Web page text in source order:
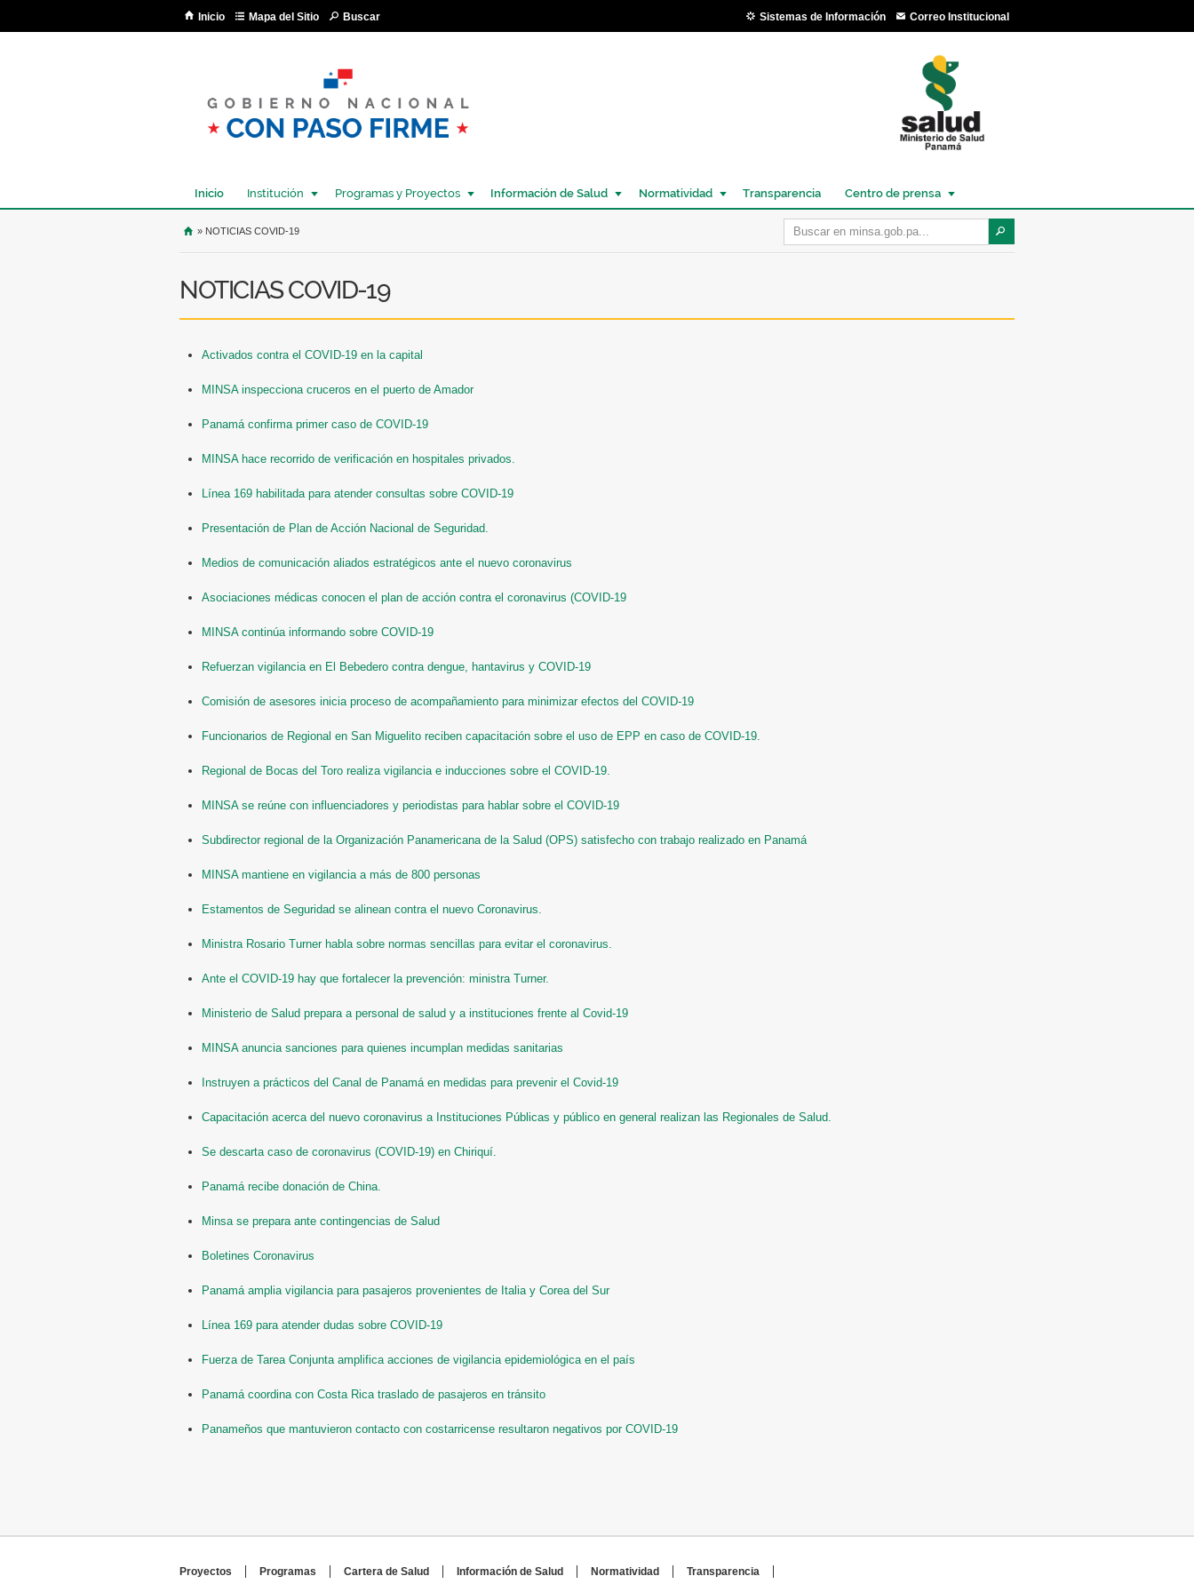
Inicio Mapa del Sitio Buscar Sistemas de Información Correo Institucional
Inicio Institución Programas y Proyectos Información de Salud Normatividad Transparencia Centro de prensa
USTED SE ENCUENTRA AQUÍ
» NOTICIAS COVID-19
NOTICIAS COVID-19
Activados contra el COVID-19 en la capital
MINSA inspecciona cruceros en el puerto de Amador
Panamá confirma primer caso de COVID-19
MINSA hace recorrido de verificación en hospitales privados.
Línea 169 habilitada para atender consultas sobre COVID-19
Presentación de Plan de Acción Nacional de Seguridad.
Medios de comunicación aliados estratégicos ante el nuevo coronavirus
Asociaciones médicas conocen el plan de acción contra el coronavirus (COVID-19
MINSA continúa informando sobre COVID-19
Refuerzan vigilancia en El Bebedero contra dengue, hantavirus y COVID-19
Comisión de asesores inicia proceso de acompañamiento para minimizar efectos del COVID-19
Funcionarios de Regional en San Miguelito reciben capacitación sobre el uso de EPP en caso de COVID-19.
Regional de Bocas del Toro realiza vigilancia e inducciones sobre el COVID-19.
MINSA se reúne con influenciadores y periodistas para hablar sobre el COVID-19
Subdirector regional de la Organización Panamericana de la Salud (OPS) satisfecho con trabajo realizado en Panamá
MINSA mantiene en vigilancia a más de 800 personas
Estamentos de Seguridad se alinean contra el nuevo Coronavirus.
Ministra Rosario Turner habla sobre normas sencillas para evitar el coronavirus.
Ante el COVID-19 hay que fortalecer la prevención: ministra Turner.
Ministerio de Salud prepara a personal de salud y a instituciones frente al Covid-19
MINSA anuncia sanciones para quienes incumplan medidas sanitarias
Instruyen a prácticos del Canal de Panamá en medidas para prevenir el Covid-19
Capacitación acerca del nuevo coronavirus a Instituciones Públicas y público en general realizan las Regionales de Salud.
Se descarta caso de coronavirus (COVID-19) en Chiriquí.
Panamá recibe donación de China.
Minsa se prepara ante contingencias de Salud
Boletines Coronavirus
Panamá amplia vigilancia para pasajeros provenientes de Italia y Corea del Sur
Línea 169 para atender dudas sobre COVID-19
Fuerza de Tarea Conjunta amplifica acciones de vigilancia epidemiológica en el país
Panamá coordina con Costa Rica traslado de pasajeros en tránsito
Panameños que mantuvieron contacto con costarricense resultaron negativos por COVID-19
Proyectos Programas Cartera de Salud Información de Salud Normatividad
Transparencia